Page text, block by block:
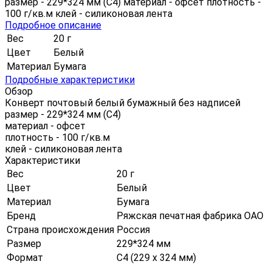
100 г/кв.м клей - силиконовая лента
Подробное описание
Вес
20 г
Цвет
Белый
Материал Бумага
Подробные характеристики
Обзор
Конверт почтовый белый бумажный без надписей
размер - 229*324 мм (С4)
материал - офсет
плотность - 100 г/кв.м
клей - силиконовая лента
Характеристики
Вес
20 г
Цвет
Белый
Материал
Бумага
Бренд
Ряжская печатная фабрика ОАО
Страна происхождения Россия
Размер
229*324 мм
Формат
С4 (229 х 324 мм)